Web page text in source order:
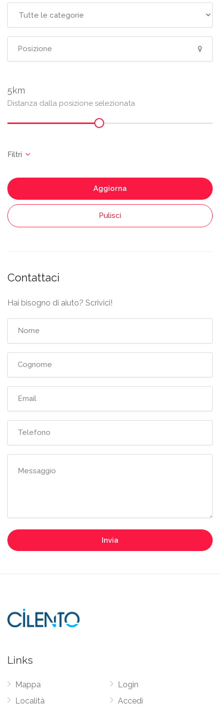
5
Distanza dalla posizione selezionata
Aggiorna
Pulisci
Contattaci
Hai bisogno di aiuto? Scrivici!
Invia
Links
Mappa
Località
Login
Accedi